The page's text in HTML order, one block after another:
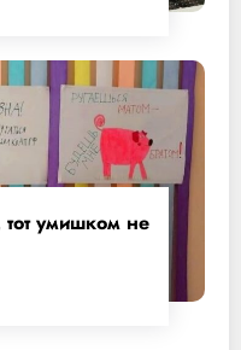
тот умишком не